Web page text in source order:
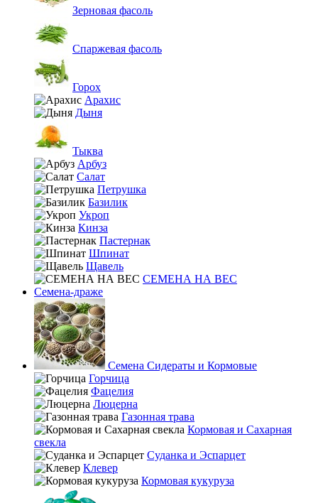
Зерновая фасоль
Спаржевая фасоль
Горох
Арахис
Дыня
Тыква
Арбуз
Салат
Петрушка
Базилик
Укроп
Кинза
Пастернак
Шпинат
Щавель
СЕМЕНА НА ВЕС
Семена-драже
Семена Сидераты и Кормовые
Горчица
Фацелия
Люцерна
Газонная трава
Кормовая и Сахарная
свекла
Суданка и Эспарцет
Клевер
Кормовая кукуруза